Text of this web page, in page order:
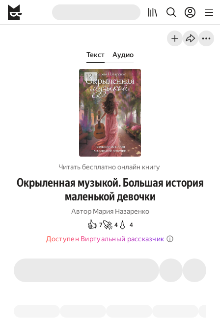
Текст Аудио
Читать бесплатно онлайн книгу
Окрыленная музыкой. Большая история
маленькой девочки
Автор Мария Назаренко
👍 7🚀 4💧 4
Доступен Виртуальный рассказчик